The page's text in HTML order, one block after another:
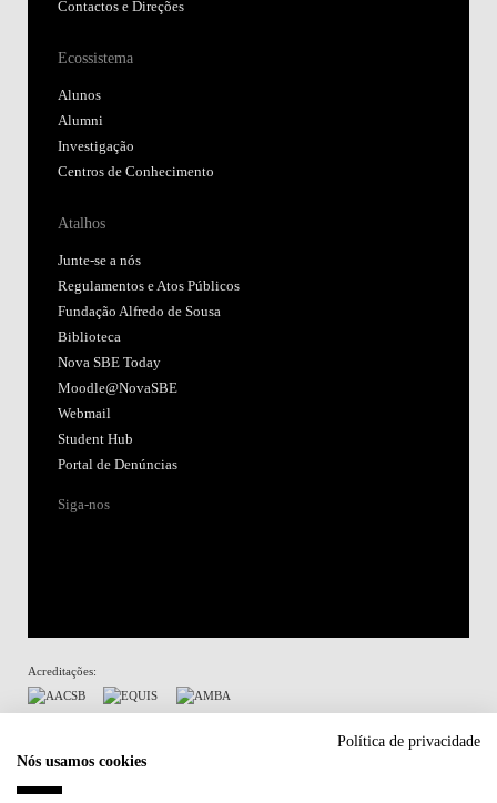
Contactos e Direções
Ecossistema
Alunos
Alumni
Investigação
Centros de Conhecimento
Atalhos
Junte-se a nós
Regulamentos e Atos Públicos
Fundação Alfredo de Sousa
Biblioteca
Nova SBE Today
Moodle@NovaSBE
Webmail
Student Hub
Portal de Denúncias
Siga-nos
Acreditações:
Participa em:
Política de privacidade
Nós usamos cookies